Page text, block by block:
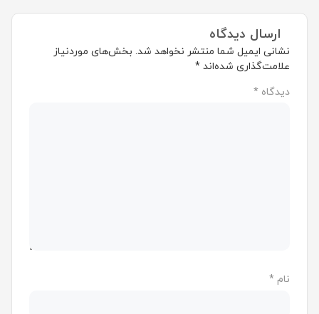
ارسال دیدگاه
نشانی ایمیل شما منتشر نخواهد شد. بخش‌های موردنیاز
علامت‌گذاری شده‌اند *
دیدگاه *
نام *